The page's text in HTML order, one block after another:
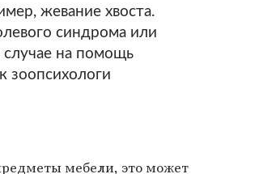
жевание хвоста.
синдрома или
на помощь
зоопсихологи
мебели, это может